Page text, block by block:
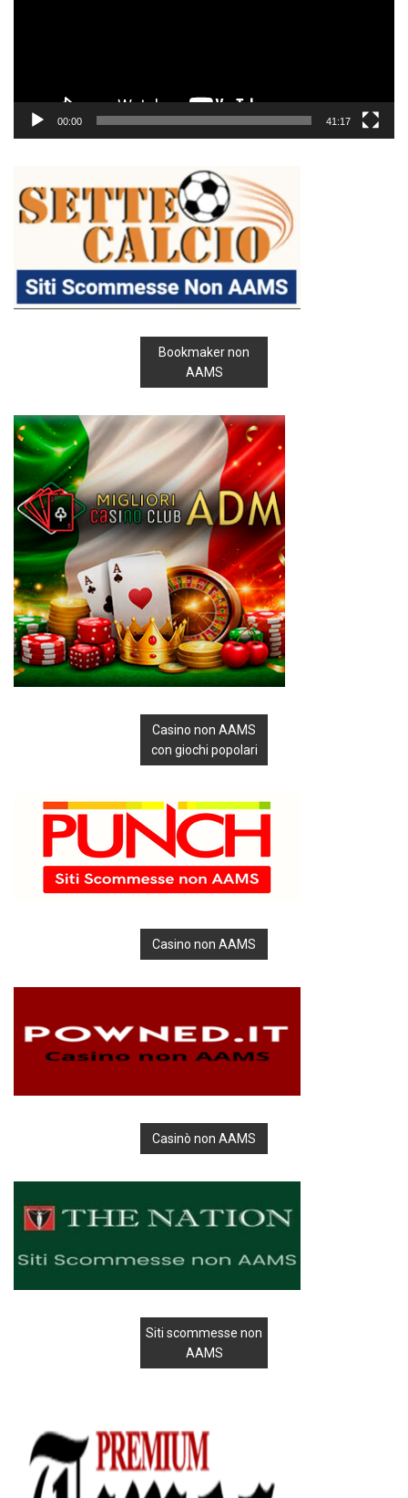
00:00 41:17
Bookmaker non
AAMS
Casino non AAMS
con giochi popolari
Casino non AAMS
Casinò non AAMS
Siti scommesse non
AAMS